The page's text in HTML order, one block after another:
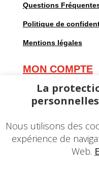
Questions
Politique de
Mentions légales
MON COMPTE
Mes commandes
Mes adresses
Mes informations
La
Nous utilisons des
expérience de
Web.